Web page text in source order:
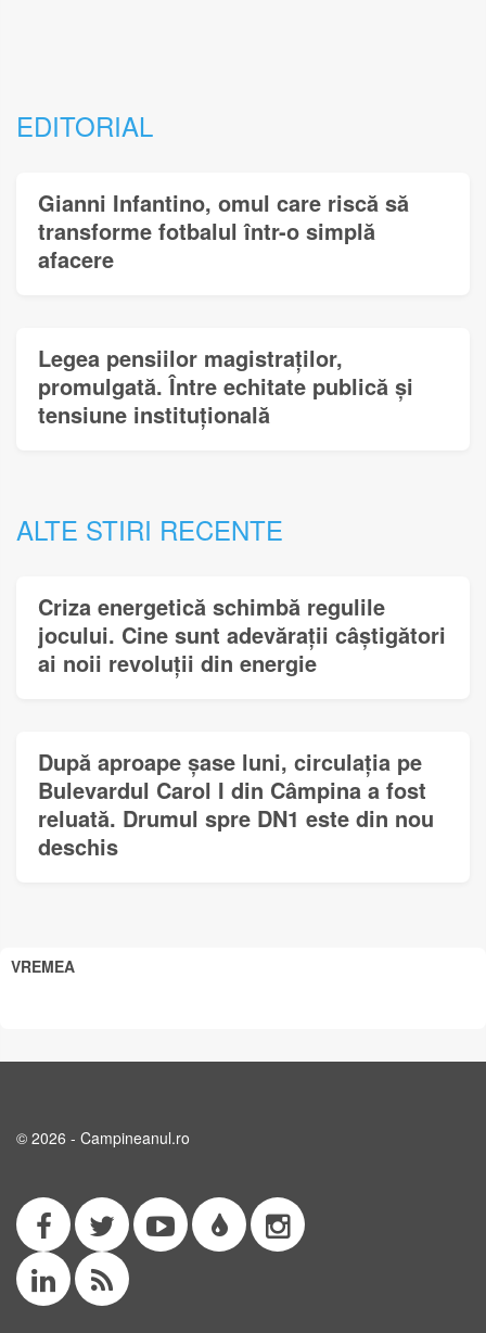
EDITORIAL
Gianni Infantino, omul care riscă să
transforme fotbalul într-o simplă
afacere
Legea pensiilor magistraților,
promulgată. Între echitate publică și
tensiune instituțională
ALTE STIRI RECENTE
Criza energetică schimbă regulile
jocului. Cine sunt adevărații câștigători
ai noii revoluții din energie
După aproape șase luni, circulația pe
Bulevardul Carol I din Câmpina a fost
reluată. Drumul spre DN1 este din nou
deschis
VREMEA
© 2026 - Campineanul.ro